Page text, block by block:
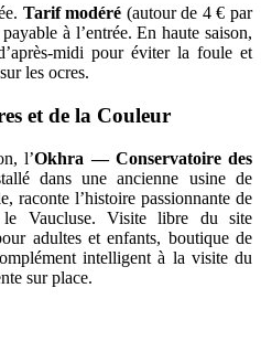
Tarif modéré (autour de 4 € par
à l’entrée. En haute saison,
midi pour éviter la foule et
les ocres.
et de la Couleur
l’Okhra — Conservatoire des
dans une ancienne usine de
raconte l’histoire passionnante de
le Vaucluse. Visite libre du site
adultes et enfants, boutique de
intelligent à la visite du
sur place.